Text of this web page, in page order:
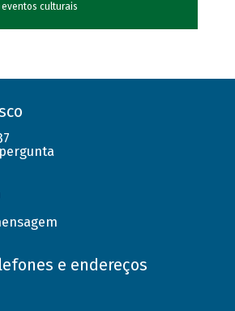
eventos culturais
e endereços